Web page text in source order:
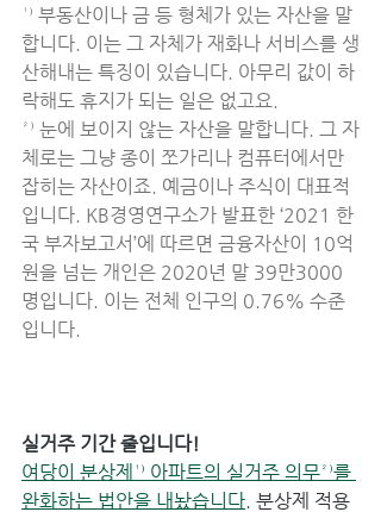
¹⁾ 부동산이나 금 등 형체가 있는 자산을 말
합니다. 이는 그 자체가 재화나 서비스를 생
산해내는 특징이 있습니다. 아무리 값이 하
락해도 휴지가 되는 일은 없고요.
²⁾ 눈에 보이지 않는 자산을 말합니다. 그 자
체로는 그냥 종이 쪼가리나 컴퓨터에서만
잡히는 자산이죠. 예금이나 주식이 대표적
입니다. KB경영연구소가 발표한 ‘2021 한
국 부자보고서’에 따르면 금융자산이 10억
원을 넘는 개인은 2020년 말 39만3000
명입니다. 이는 전체 인구의 0.76% 수준
입니다.
실거주 기간 줄입니다!
여당이 분상제¹⁾ 아파트의 실거주 의무²⁾를
완화하는 법안을 내놨습니다. 분상제 적용